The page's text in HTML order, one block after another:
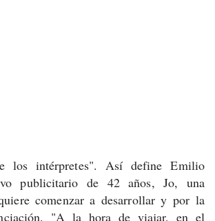
los intérpretes". Así define Emilio
publicitario de 42 años, Jo, una
comenzar a desarrollar y por la
"A la hora de viajar, en el